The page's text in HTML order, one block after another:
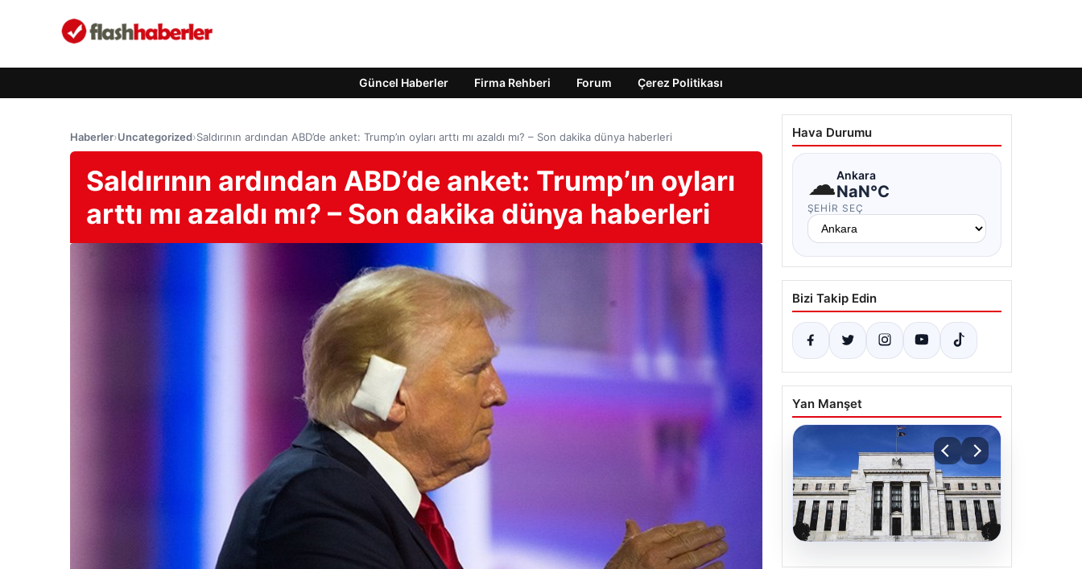
Güncel Haberler Firma Rehberi Forum Çerez Politikası
Haberler›Uncategorized›Saldırının ardından ABD’de anket: Trump’ın oyları arttı mı azaldı mı? – Son dakika dünya haberleri
Saldırının ardından ABD’de anket: Trump’ın oyları
arttı mı azaldı mı? – Son dakika dünya haberleri
Hava Durumu
☁Ankara
NaN°C
ŞEHIR SEÇ
Bizi Takip Edin
Yan Manşet
04.08.2026